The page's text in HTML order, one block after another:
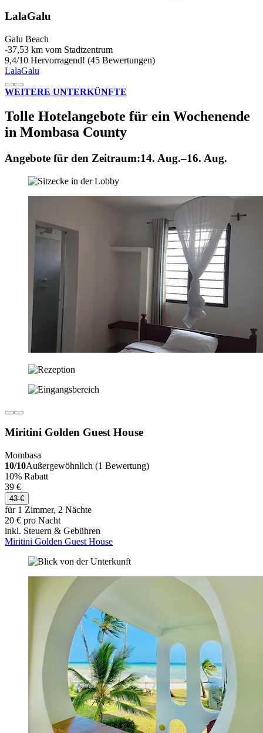
LalaGalu
Galu Beach
‐37,53 km vom Stadtzentrum
9,4/10 Hervorragend! (45 Bewertungen)
LalaGalu
WEITERE UNTERKÜNFTE
Tolle Hotelangebote für ein Wochenende
in Mombasa County
Angebote für den Zeitraum:14. Aug.–16. Aug.
Miritini Golden Guest House
Mombasa
10/10Außergewöhnlich (1 Bewertung)
10% Rabatt
39 €
43 €
für 1 Zimmer, 2 Nächte
20 € pro Nacht
inkl. Steuern & Gebühren
Miritini Golden Guest House